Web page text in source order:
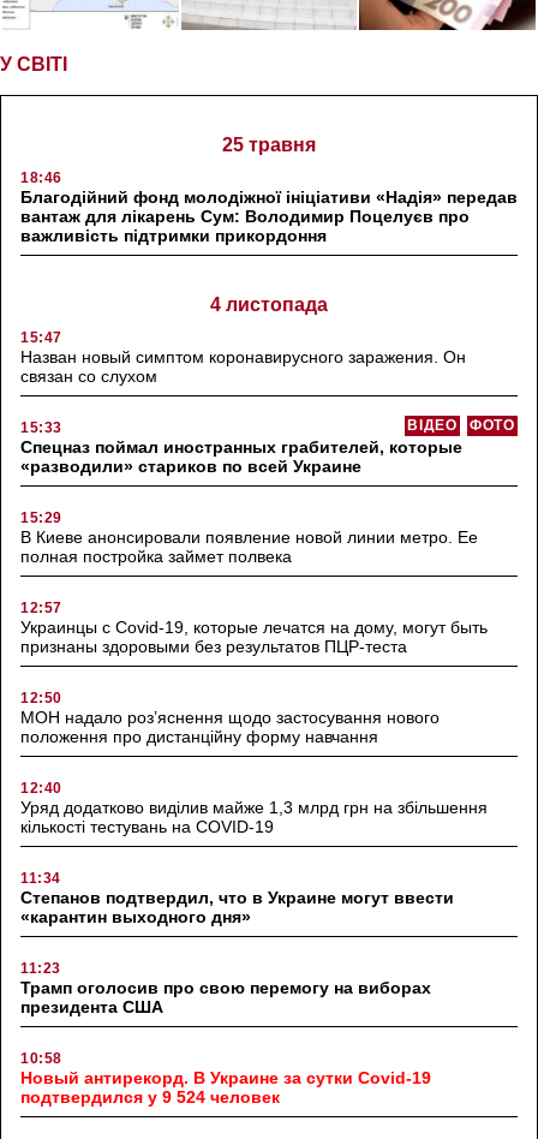
У СВІТІ
25 травня
18:46
Благодійний фонд молодіжної ініціативи «Надія» передав
вантаж для лікарень Сум: Володимир Поцелуєв про
важливість підтримки прикордоння
4 листопада
15:47
Назван новый симптом коронавирусного заражения. Он
связан со слухом
15:33 ФОТО
ВІДЕО
Спецназ поймал иностранных грабителей, которые
«разводили» стариков по всей Украине
15:29
В Киеве анонсировали появление новой линии метро. Ее
полная постройка займет полвека
12:57
Украинцы с Covid-19, которые лечатся на дому, могут быть
признаны здоровыми без результатов ПЦР-теста
12:50
МОН надало роз’яснення щодо застосування нового
положення про дистанційну форму навчання
12:40
Уряд додатково виділив майже 1,3 млрд грн на збільшення
кількості тестувань на COVID-19
11:34
Степанов подтвердил, что в Украине могут ввести
«карантин выходного дня»
11:23
Трамп оголосив про свою перемогу на виборах
президента США
10:58
Новый антирекорд. В Украине за сутки Covid-19
подтвердился у 9 524 человек